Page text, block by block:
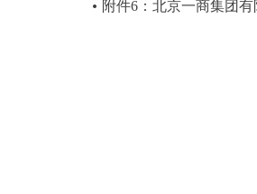
附件6：北京一商集团